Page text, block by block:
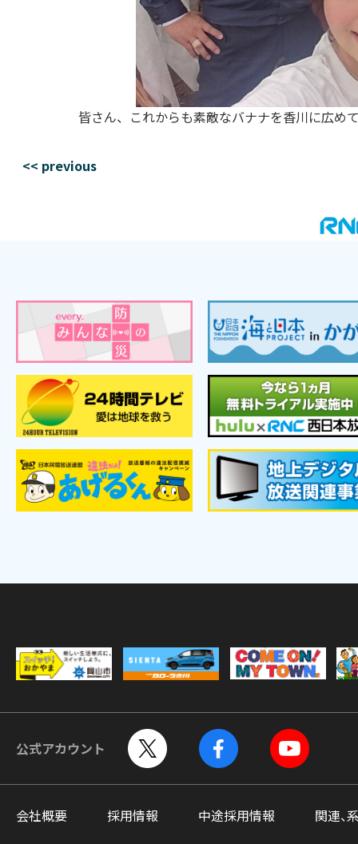
皆さん、これからも素敵なバナナを香川に広
<< previous
公式アカウント
会社概要 採用情報 中途採用情報 関連、